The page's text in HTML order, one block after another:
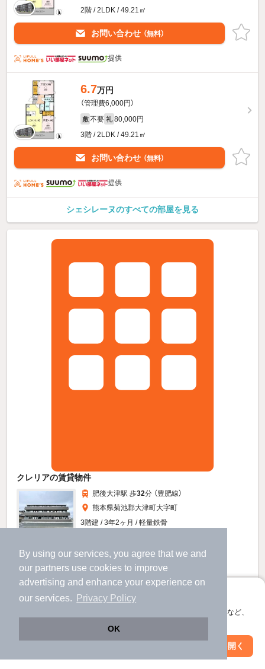
By using our services, you agree that we and
our partners use cookies to improve
advertising and enhance your experience on
our services.
Privacy Policy
OK
アプリに切り替えて、サクサクお部屋探し
会員登録なしですぐ使える。マップ検索やお気に入り保存など、
アプリを開く
2階 / 2LDK / 49.21㎡
お問い合わせ （無料）
提供
6.7万円
（管理費6,000円）
敷 不要 礼 80,000円
3階 / 2LDK / 49.21㎡
お問い合わせ （無料）
提供
シェシレーヌのすべての部屋を見る
クレリアの賃貸物件
肥後大津駅 歩32分 （豊肥線）
熊本県菊池郡大津町大字町
3階建 / 3年2ヶ月 / 軽量鉄骨
駐車場あり 駐輪場あり
5.8 万円
お問い合わせ（無料）
絞り込み条件を変更